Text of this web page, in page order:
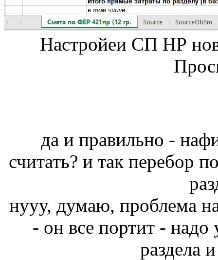
Настройеи СП НР
да и правильно -
считать? и так перебор
нууу, думаю, проблема
- он все портит - надо
раздела